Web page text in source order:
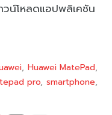
วน์โหลดแอปพลิเคชัน
Huawei MatePad
pro smartphone